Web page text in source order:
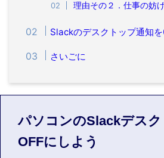
理由その２．仕事の妨
Slackのデスクトップ通知
さいごに
パソコンのSlackデス
OFFにしよう